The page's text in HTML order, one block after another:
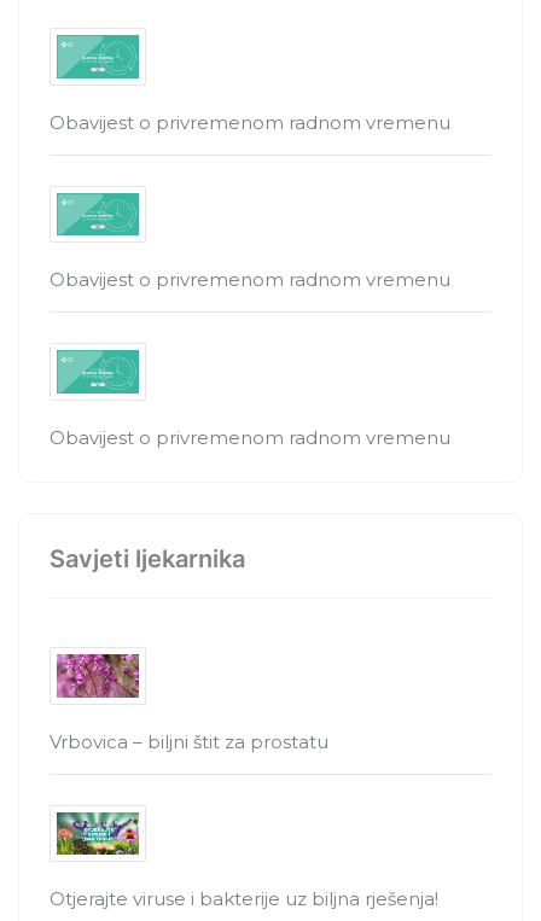
Obavijest o privremenom radnom vremenu
Obavijest o privremenom radnom vremenu
Obavijest o privremenom radnom vremenu
Savjeti ljekarnika
Vrbovica – biljni štit za prostatu
Otjerajte viruse i bakterije uz biljna rješenja!